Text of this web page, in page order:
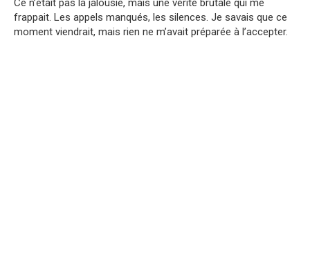
Ce n’était pas la jalousie, mais une vérité brutale qui me
frappait. Les appels manqués, les silences. Je savais que ce
moment viendrait, mais rien ne m’avait préparée à l’accepter.